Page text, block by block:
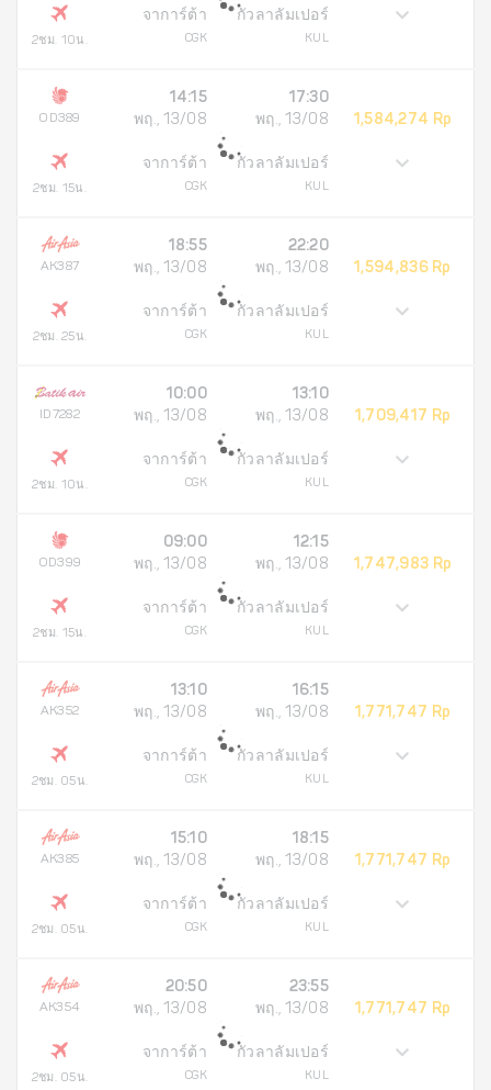
2ชม. 10น.
จาการ์ต้า
CGK
กัวลาลัมเปอร์
KUL
OD389
2ชม. 15น.
14:15
พฤ., 13/08
จาการ์ต้า
CGK
17:30
พฤ., 13/08
กัวลาลัมเปอร์
KUL
1,584,274 Rp
AK387
2ชม. 25น.
18:55
พฤ., 13/08
จาการ์ต้า
CGK
22:20
พฤ., 13/08
กัวลาลัมเปอร์
KUL
1,594,836 Rp
ID7282
2ชม. 10น.
10:00
พฤ., 13/08
จาการ์ต้า
CGK
13:10
พฤ., 13/08
กัวลาลัมเปอร์
KUL
1,709,417 Rp
OD399
2ชม. 15น.
09:00
พฤ., 13/08
จาการ์ต้า
CGK
12:15
พฤ., 13/08
กัวลาลัมเปอร์
KUL
1,747,983 Rp
AK352
2ชม. 05น.
13:10
พฤ., 13/08
จาการ์ต้า
CGK
16:15
พฤ., 13/08
กัวลาลัมเปอร์
KUL
1,771,747 Rp
AK385
2ชม. 05น.
15:10
พฤ., 13/08
จาการ์ต้า
CGK
18:15
พฤ., 13/08
กัวลาลัมเปอร์
KUL
1,771,747 Rp
AK354
2ชม. 05น.
20:50
พฤ., 13/08
จาการ์ต้า
CGK
23:55
พฤ., 13/08
กัวลาลัมเปอร์
KUL
1,771,747 Rp